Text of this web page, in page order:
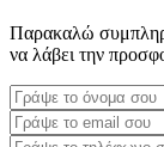
Παρακαλώ
να λάβει την